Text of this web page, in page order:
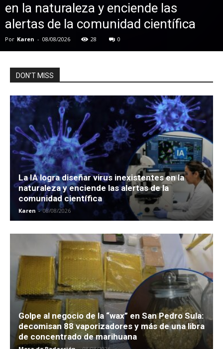
en la naturaleza y enciende las
alertas de la comunidad científica
Por Karen - 08/08/2026 28 0
DON'T MISS
La IA logra diseñar virus inexistentes en la
naturaleza y enciende las alertas de la
comunidad científica
Karen - 08/08/2026
Golpe al negocio de la “wax” en San Pedro Sula:
decomisan 88 vaporizadores y más de una libra
de concentrado de marihuana